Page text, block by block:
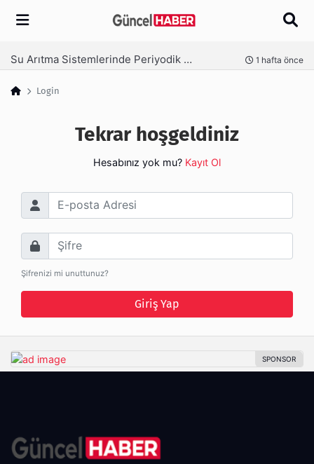
Arama
Su Arıtma Sistemlerinde Periyodik Bakım Neden Kritik? 1 hafta önce
Login
Tekrar hoşgeldiniz
Hesabınız yok mu? Kayıt Ol
E-posta Adresi
Şifre
Şifrenizi mi unuttunuz?
Giriş Yap